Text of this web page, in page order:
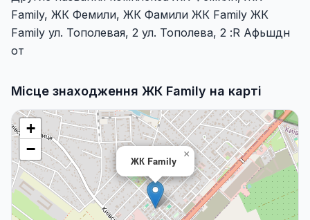
Family, ЖК Фемили, ЖК Фамили ЖК Family ЖК
Family ул. Тополевая, 2 ул. Тополева, 2 :R Афьшдн
от
Місце знаходження ЖК Family на карті
ЖК Family
×
+
−